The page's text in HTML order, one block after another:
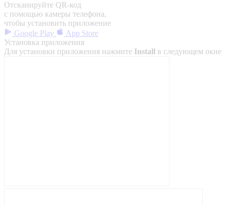
Отсканируйте QR-код
с помощью камеры телефона,
чтобы установить приложение
Google Play
App Store
Установка приложения
Для установки приложения нажмите Install в следующем окне